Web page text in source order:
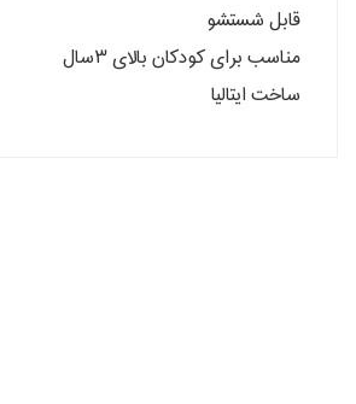
قابل شستشو
مناسب برای کودکان بالای ۳سال
ساخت ایتالیا